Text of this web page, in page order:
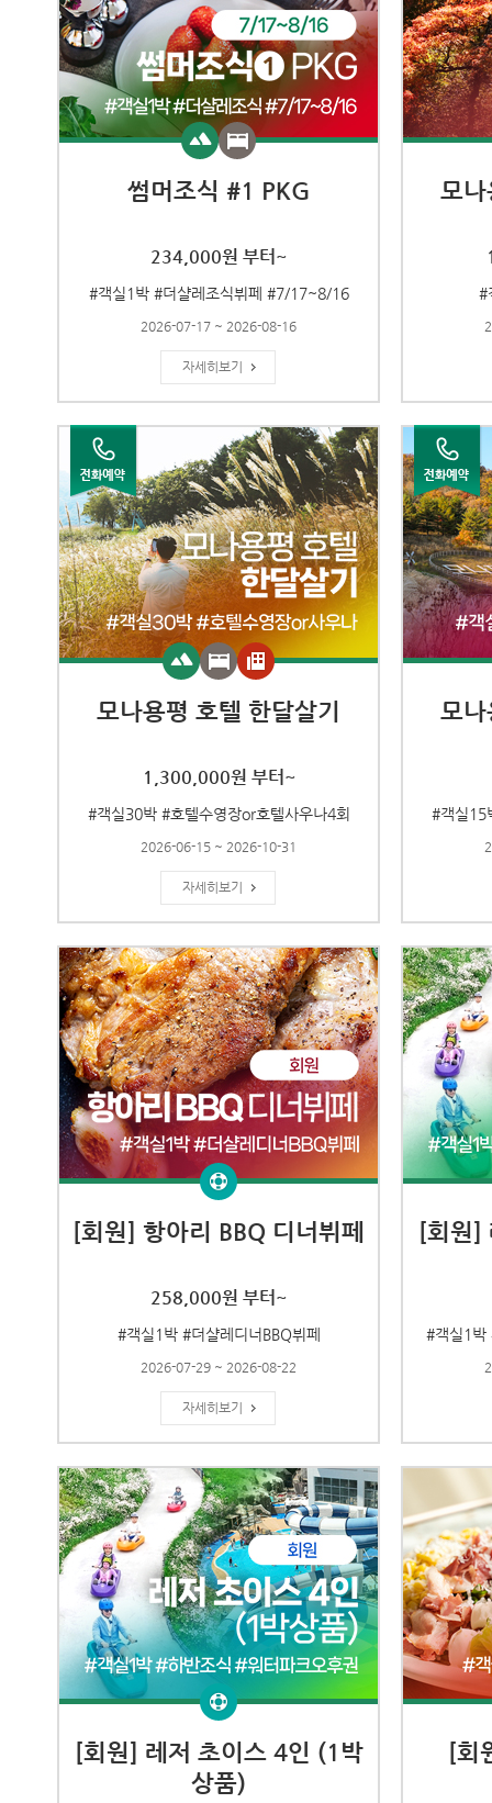
썸머조식 #1 PKG
234,000원 부터~
#객실1박 #더샬레조식뷔페 #7/17~8/16
2026-07-17 ~ 2026-08-16
자세히보기
모
#
모나용평 호텔 한달살기
1,300,000원 부터~
#객실30박 #호텔수영장or호텔사우나4회
2026-06-15 ~ 2026-10-31
자세히보기
모
#객실15
[회원] 항아리 BBQ 디너뷔페
258,000원 부터~
#객실1박 #더샬레디너BBQ뷔페
2026-07-29 ~ 2026-08-22
자세히보기
[회원]
#객실1박
[회원] 레저 초이스 4인 (1박
상품)
[회